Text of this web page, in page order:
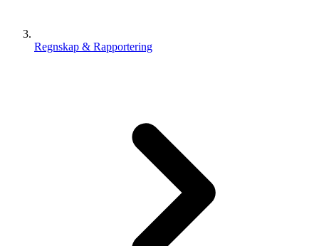
Regnskap & Rapportering